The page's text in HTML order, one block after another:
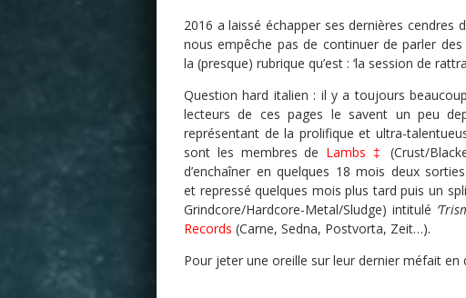
2016 a laissé échapper ses dernières
nous empêche pas de continuer de parler
la (presque) rubrique qu’est : ‘la session de
Question hard italien : il y a toujours
lecteurs de ces pages le savent un peu
représentant de la prolifique et ultra-
sont les membres de Lambs ‡
(Crust/
d’enchaîner en quelques 18 mois deux sorties
et repressé quelques mois plus tard puis un
Grindcore/Hardcore-Metal/Sludge) intitulé
Records (Carne, Sedna, Postvorta, Zeit…).
Pour jeter une oreille sur leur dernier méfait en